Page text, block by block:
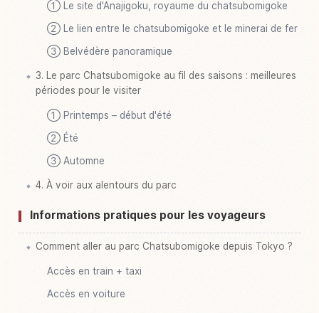
① Le site d'Anajigoku, royaume du chatsubomigoke
② Le lien entre le chatsubomigoke et le minerai de fer
③ Belvédère panoramique
3. Le parc Chatsubomigoke au fil des saisons : meilleures
périodes pour le visiter
① Printemps – début d'été
② Été
③ Automne
4. À voir aux alentours du parc
Informations pratiques pour les voyageurs
Comment aller au parc Chatsubomigoke depuis Tokyo ?
Accès en train + taxi
Accès en voiture